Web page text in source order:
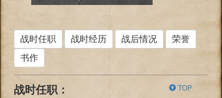
战时任职 战时经历 战后情况
荣誉
书作
战时任职： TOP